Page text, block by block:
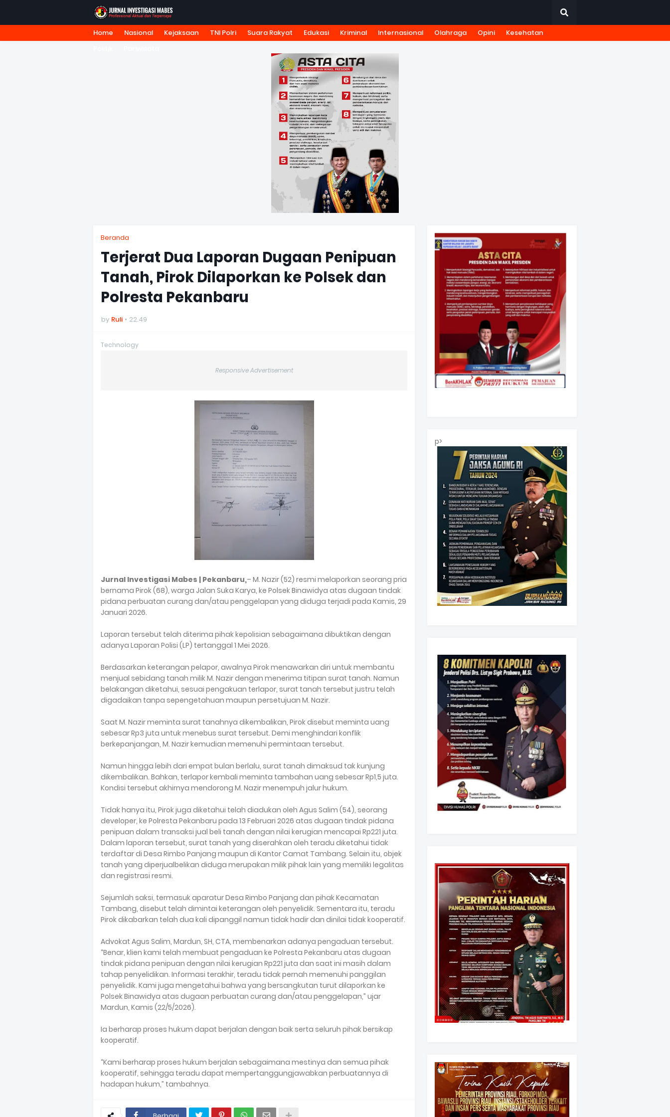
HOME TENTANG KAMI REDAKSI TARIF IKLAN PEDOMAN MEDIA SIBER KODE ETIK JURNALISTIK
Home Nasional Kejaksaan TNI Polri Suara Rakyat Edukasi Kriminal Internasional Olahraga Opini
Kesehatan
Beranda
Terjerat Dua Laporan Dugaan Penipuan
Tanah, Pirok Dilaporkan ke Polsek dan
Polresta Pekanbaru
by Ruli 22.49
Technology
Responsive Advertisement
Jurnal Investigasi Mabes | Pekanbaru,– M. Nazir (52) resmi melaporkan seorang pria
bernama Pirok (68), warga Jalan Suka Karya, ke Polsek Binawidya atas dugaan tindak
pidana perbuatan curang dan/atau penggelapan yang diduga terjadi pada Kamis, 29
Januari 2026.
Laporan tersebut telah diterima pihak kepolisian sebagaimana dibuktikan dengan
adanya Laporan Polisi (LP) tertanggal 1 Mei 2026.
Berdasarkan keterangan pelapor, awalnya Pirok menawarkan diri untuk membantu
menjual sebidang tanah milik M. Nazir dengan menerima titipan surat tanah. Namun
belakangan diketahui, sesuai pengakuan terlapor, surat tanah tersebut justru telah
digadaikan tanpa sepengetahuan maupun persetujuan M. Nazir.
Saat M. Nazir meminta surat tanahnya dikembalikan, Pirok disebut meminta uang
sebesar Rp3 juta untuk menebus surat tersebut. Demi menghindari konflik
berkepanjangan, M. Nazir kemudian memenuhi permintaan tersebut.
Namun hingga lebih dari empat bulan berlalu, surat tanah dimaksud tak kunjung
dikembalikan. Bahkan, terlapor kembali meminta tambahan uang sebesar Rp1,5 juta.
Kondisi tersebut akhirnya mendorong M. Nazir menempuh jalur hukum.
Tidak hanya itu, Pirok juga diketahui telah diadukan oleh Agus Salim (54), seorang
developer, ke Polresta Pekanbaru pada 13 Februari 2026 atas dugaan tindak pidana
penipuan dalam transaksi jual beli tanah dengan nilai kerugian mencapai Rp221 juta.
Dalam laporan tersebut, surat tanah yang diserahkan oleh teradu diketahui tidak
terdaftar di Desa Rimbo Panjang maupun di Kantor Camat Tambang. Selain itu, objek
tanah yang diperjualbelikan diduga merupakan milik pihak lain yang memiliki legalitas
dan registrasi resmi.
Sejumlah saksi, termasuk aparatur Desa Rimbo Panjang dan pihak Kecamatan
Tambang, disebut telah dimintai keterangan oleh penyelidik. Sementara itu, teradu
Pirok dikabarkan telah dua kali dipanggil namun tidak hadir dan dinilai tidak kooperatif.
Advokat Agus Salim, Mardun, SH, CTA, membenarkan adanya pengaduan tersebut.
“Benar, klien kami telah membuat pengaduan ke Polresta Pekanbaru atas dugaan
tindak pidana penipuan dengan nilai kerugian Rp221 juta dan saat ini masih dalam
tahap penyelidikan. Informasi terakhir, teradu tidak pernah memenuhi panggilan
penyelidik. Kami juga mengetahui bahwa yang bersangkutan turut dilaporkan ke
Polsek Binawidya atas dugaan perbuatan curang dan/atau penggelapan,” ujar
Mardun, Kamis (22/5/2026).
Ia berharap proses hukum dapat berjalan dengan baik serta seluruh pihak bersikap
kooperatif.
“Kami berharap proses hukum berjalan sebagaimana mestinya dan semua pihak
kooperatif, sehingga teradu dapat mempertanggungjawabkan perbuatannya di
hadapan hukum,” tambahnya.
p>